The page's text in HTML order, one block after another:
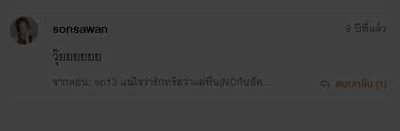
sonsawan
วุ๊ยยยยยย
จากตอน: ep13 แน่ใจว่ารักหรือว่าแค่หื่น(NCกับอัศดิ
9 ปีที่แล้ว
ตอบกลับ (1)